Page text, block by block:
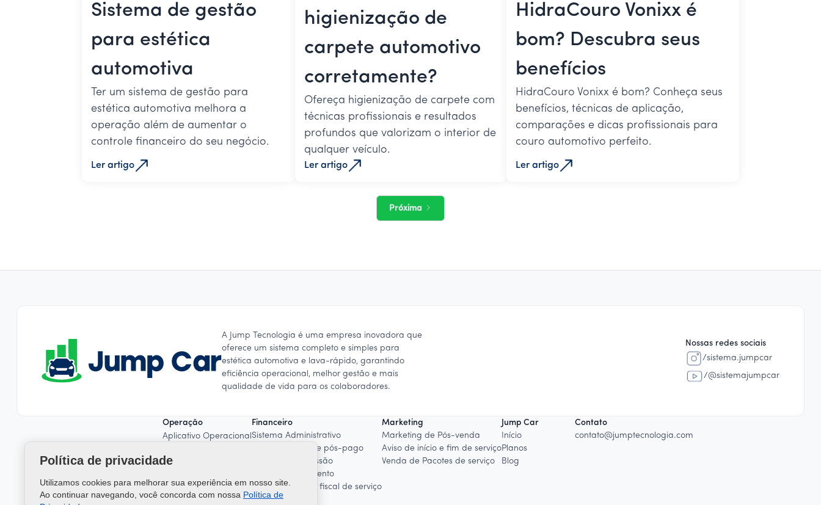
Sistema de gestão
para estética
automotiva
Ter um sistema de gestão para
estética automotiva melhora a
operação além de aumentar o
controle financeiro do seu negócio.
Ler artigo
higienização de
carpete automotivo
corretamente?
Ofereça higienização de carpete com
técnicas profissionais e resultados
profundos que valorizam o interior de
qualquer veículo.
Ler artigo
HidraCouro Vonixx é
bom? Descubra seus
benefícios
HidraCouro Vonixx é bom? Conheça seus
benefícios, técnicas de aplicação,
comparações e dicas profissionais para
couro automotivo perfeito.
Ler artigo
Próxima
A Jump Tecnologia é uma empresa inovadora que
oferece um sistema completo e simples para
estética automotiva e lava-rápido, garantindo
eficiência operacional, melhor gestão e mais
qualidade de vida para os colaboradores.
Nossas redes sociais
/sistema.jumpcar
/@sistemajumpcar
Operação
Aplicativo Operacional
Sistema OCR
Agendamento
Financeiro
Sistema Administrativo
Gestão de Cliente pós-pago
Gestão de Comissão
Folha de Pagamento
Emissão de nota fiscal de serviço
Marketing
Marketing de Pós-venda
Aviso de início e fim de serviço
Venda de Pacotes de serviço
Jump Car
Início
Planos
Blog
Contato
contato@jumptecnologia.com
Política de privacidade
Utilizamos cookies para melhorar sua experiência em nosso site.
Ao continuar navegando, você concorda com nossa Política de